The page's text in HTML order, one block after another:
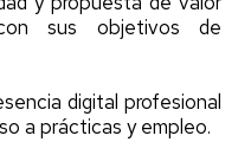
sus objetivos de
digital profesional
a prácticas y empleo.